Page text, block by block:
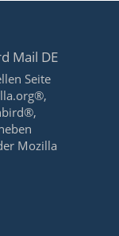
Mail DE
Seite
Mozilla